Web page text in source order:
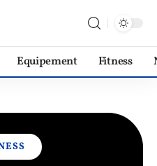
Equipement Fitness